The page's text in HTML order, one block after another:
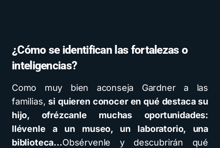
¿Cómo se identifican las fortalezas o
inteligencias?
Como muy bien aconseja Gardner a las
familias,si quieren conocer en qué destaca su
hijo, ofrézcanle muchas oportunidades:
llévenle a un museo, un laboratorio, una
biblioteca…Obsérvenle y descubrirán qué